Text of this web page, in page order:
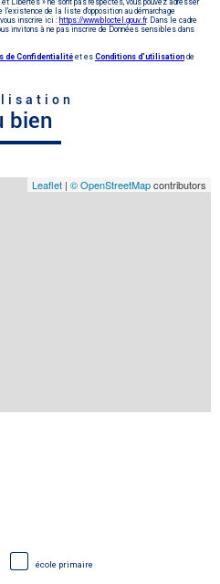
de la liste d'opposition au démarchage
inscrire ici : https://www.bloctel.gouv.fr. Dans le cadre
invitons à ne pas inscrire de Données sensibles dans
de Confidentialité et es Conditions d'utilisation de
bien
Leaflet | © OpenStreetMapcontributors
école primaire